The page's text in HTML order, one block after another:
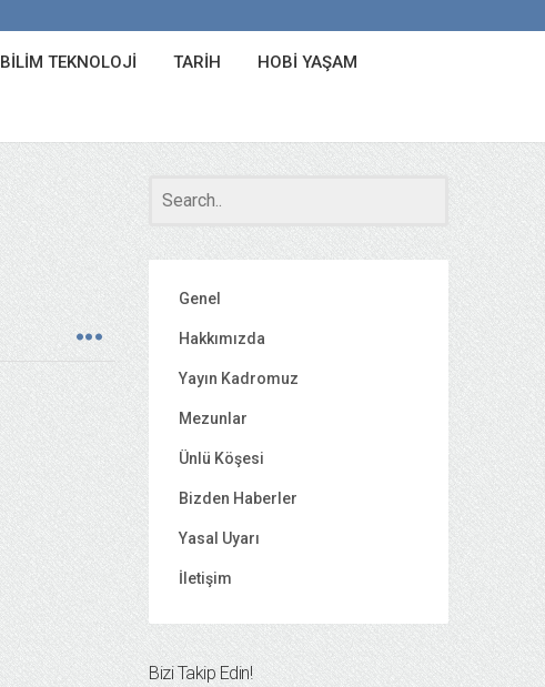
BILIM TEKNOLOJI TARIH HOBI YAŞAM
Genel
Hakkımızda
Yayın Kadromuz
Mezunlar
Ünlü Köşesi
Bizden Haberler
Yasal Uyarı
İletişim
Bizi Takip Edin!